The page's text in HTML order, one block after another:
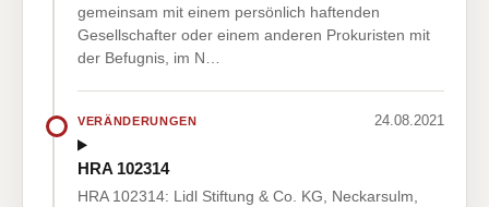
gemeinsam mit einem persönlich haftenden
Gesellschafter oder einem anderen Prokuristen mit
der Befugnis, im N…
VERÄNDERUNGEN 24.08.2021
HRA 102314
HRA 102314: Lidl Stiftung & Co. KG, Neckarsulm,